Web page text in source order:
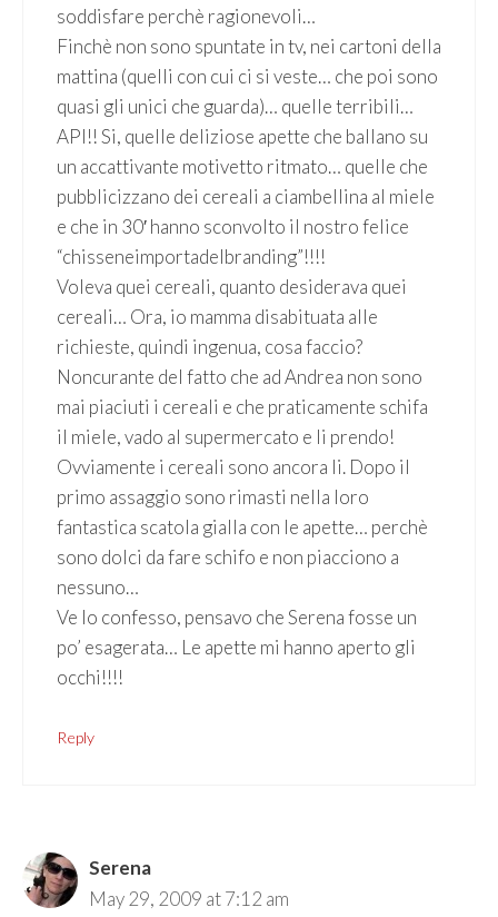
soddisfare perchè ragionevoli…
Finchè non sono spuntate in tv, nei cartoni della
mattina (quelli con cui ci si veste… che poi sono
quasi gli unici che guarda)… quelle terribili…
API!! Si, quelle deliziose apette che ballano su
un accattivante motivetto ritmato… quelle che
pubblicizzano dei cereali a ciambellina al miele
e che in 30′ hanno sconvolto il nostro felice
“chisseneimportadelbranding”!!!!
Voleva quei cereali, quanto desiderava quei
cereali… Ora, io mamma disabituata alle
richieste, quindi ingenua, cosa faccio?
Noncurante del fatto che ad Andrea non sono
mai piaciuti i cereali e che praticamente schifa
il miele, vado al supermercato e li prendo!
Ovviamente i cereali sono ancora li. Dopo il
primo assaggio sono rimasti nella loro
fantastica scatola gialla con le apette… perchè
sono dolci da fare schifo e non piacciono a
nessuno…
Ve lo confesso, pensavo che Serena fosse un
po’ esagerata… Le apette mi hanno aperto gli
occhi!!!!
Reply
Serena
May 29, 2009 at 7:12 am